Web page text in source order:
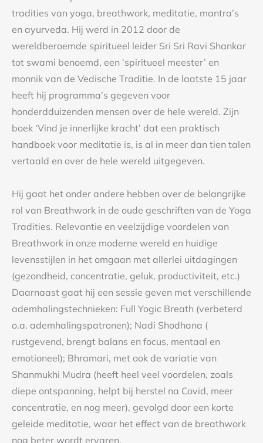
tradities van yoga, breathwork, meditatie, mantra’s
en ayurveda. Hij werd in 2012 door de
wereldberoemde spiritueel leider Sri Sri Ravi Shankar
tot swami benoemd, een ‘spiritueel meester’ en
monnik van de Vedische Traditie. In de laatste 15 jaar
heeft hij programma’s gegeven voor
honderdduizenden mensen over de hele wereld. Zijn
boek ‘Vind je innerlijke kracht’ dat een praktisch
handboek voor meditatie is, is al in meer dan tien talen
vertaald en over de hele wereld uitgegeven.
Hij gaat het onder andere hebben over de belangrijke
rol van Breathwork in de oude geschriften van de Yoga
Tradities. Relevantie en veelzijdige voordelen van
Breathwork in onze moderne wereld en huidige
levensstijlen in het omgaan met allerlei uitdagingen
(gezondheid, concentratie, geluk, productiviteit, etc.)
Daarnaast gaat hij een sessie geven met verschillende
ademhalingstechnieken: Full Yogic Breath (verbeterd
o.a. ademhalingspatronen); Nadi Shodhana (
rustgevend, brengt balans en focus, mentaal en
emotioneel); Bhramari, met ook de variatie van
Shanmukhi Mudra (heeft heel veel voordelen, zoals
diepe ontspanning, helpt bij herstel na Covid, meer
concentratie, en nog meer), gevolgd door een korte
geleide meditatie, waar het effect van de breathwork
nog beter wordt ervaren.